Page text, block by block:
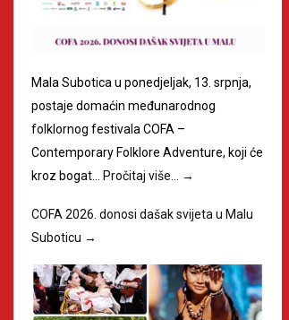
Mala Subotica u ponedjeljak, 13. srpnja,
postaje domaćin međunarodnog
folklornog festivala COFA –
Contemporary Folklore Adventure, koji će
kroz bogat… Pročitaj više… →
COFA 2026. donosi dašak svijeta u Malu
Suboticu →